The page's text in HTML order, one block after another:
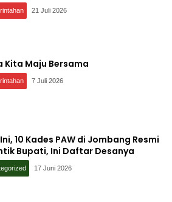
21 Juli 2026
Kita Maju Bersama
7 Juli 2026
10 Kades PAW di Jombang Resmi
Bupati, Ini Daftar Desanya
17 Juni 2026